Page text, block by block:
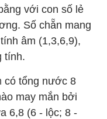
với con số lẻ
Số chẵn mang
âm (1,3,6,9),
tính.
có tổng nước 8
may mắn bởi
6,8 (6 - lộc; 8 -